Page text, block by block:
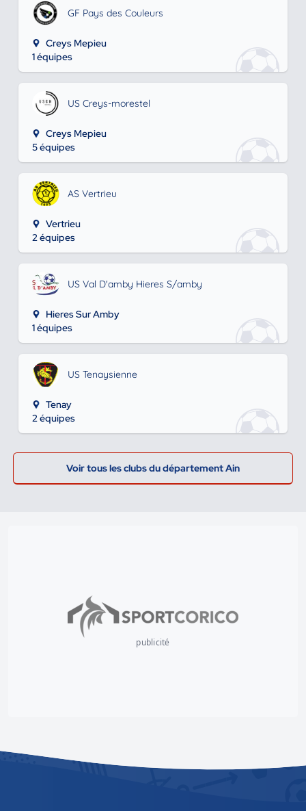
GF Pays des Couleurs
Creys Mepieu
1 équipes
US Creys-morestel
Creys Mepieu
5 équipes
AS Vertrieu
Vertrieu
2 équipes
US Val D'amby Hieres S/amby
Hieres Sur Amby
1 équipes
US Tenaysienne
Tenay
2 équipes
Voir tous les clubs du département Ain
publicité